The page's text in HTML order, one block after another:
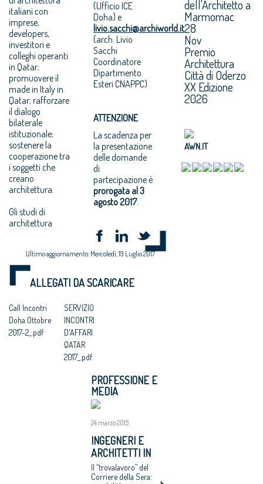
italiani con
imprese,
developers,
investitori e
colleghi operanti
in Qatar;
promuovere il
made in Italy in
Qatar; rafforzare
il dialogo
bilaterale
istituzionale;
sostenere la
cooperazione tra
i soggetti che
creano
architettura.
Gli studi di
architettura
(Ufficio ICE
Doha) e
livio.sacchi@archiworld.it
(arch. Livio
Sacchi
Coordinatore
Dipartimento
Esteri CNAPPC)
ATTENZIONE
La scadenza per
la presentazione
delle domande
di
partecipazione è
prorogata al 3
agosto 2017.
Ultimo aggiornamento: Mercoledì, 19 Luglio 2017
ALLEGATI DA SCARICARE
Call Incontri
Doha Ottobre
2017-2_.pdf
SERVIZIO
INCONTRI
D'AFFARI
QATAR
2017_.pdf
PROFESSIONE E
MEDIA
24 marzo 2015
INGEGNERI E
ARCHITETTI IN
QATAR.
L’ARREDAMENTO
Il “trovalavoro” del
Corriere della Sera:
dell'Architetto a
Marmomac
28
Nov
Premio
Architettura
Città di Oderzo
XX Edizione
2026
AWN.IT